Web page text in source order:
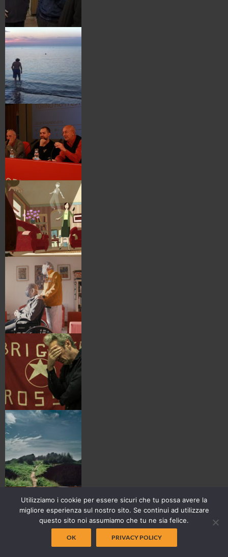
Utilizziamo i cookie per essere sicuri che tu possa avere la
migliore esperienza sul nostro sito. Se continui ad utilizzare
questo sito noi assumiamo che tu ne sia felice.
OK PRIVACY POLICY